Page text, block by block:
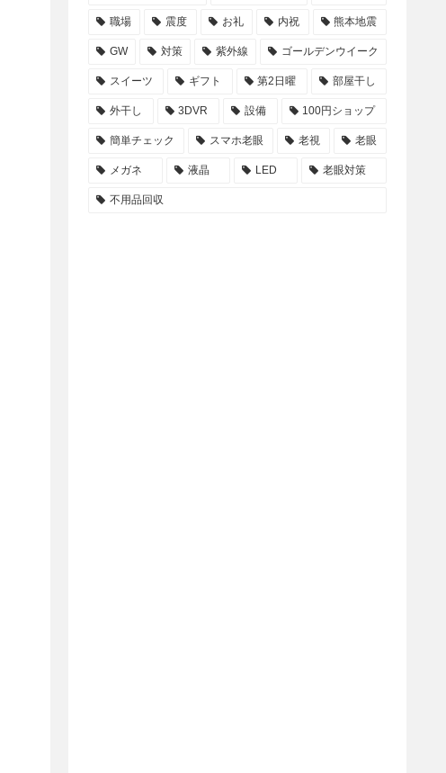
職場 震度 お礼 内祝 熊本地震
GW 対策 紫外線 ゴールデンウイーク
スイーツ ギフト 第2日曜 部屋干し
外干し 3DVR 設備 100円ショップ
簡単チェック スマホ老眼 老視 老眼
メガネ 液晶 LED 老眼対策
不用品回収